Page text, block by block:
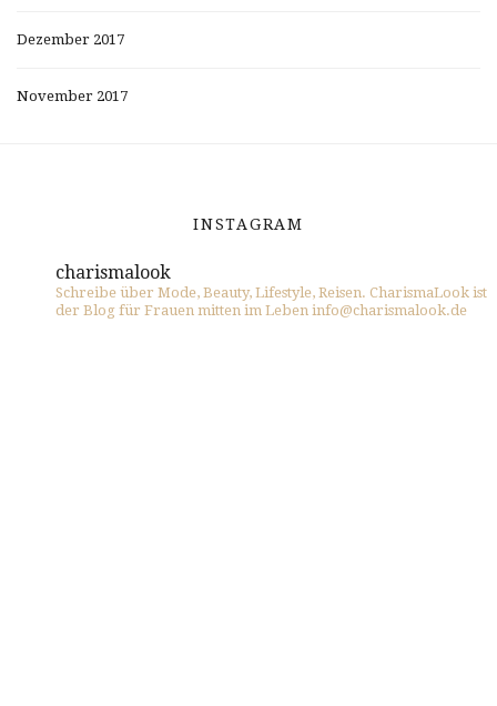
Dezember 2017
November 2017
INSTAGRAM
charismalook
Schreibe über Mode, Beauty, Lifestyle, Reisen. CharismaLook ist
der Blog für Frauen mitten im Leben info@charismalook.de